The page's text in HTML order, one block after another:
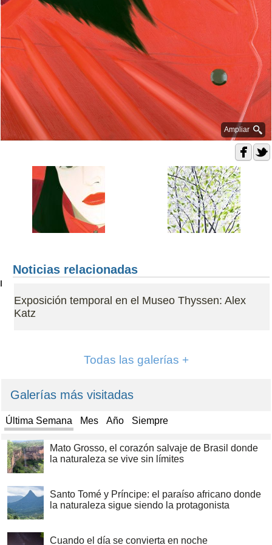
Ampliar
Noticias relacionadas
Exposición temporal en el Museo Thyssen: Alex
Katz
Todas las galerías +
Galerías más visitadas
Última Semana Mes Año Siempre
Mato Grosso, el corazón salvaje de Brasil donde
la naturaleza se vive sin límites
Santo Tomé y Príncipe: el paraíso africano donde
la naturaleza sigue siendo la protagonista
Cuando el día se convierta en noche